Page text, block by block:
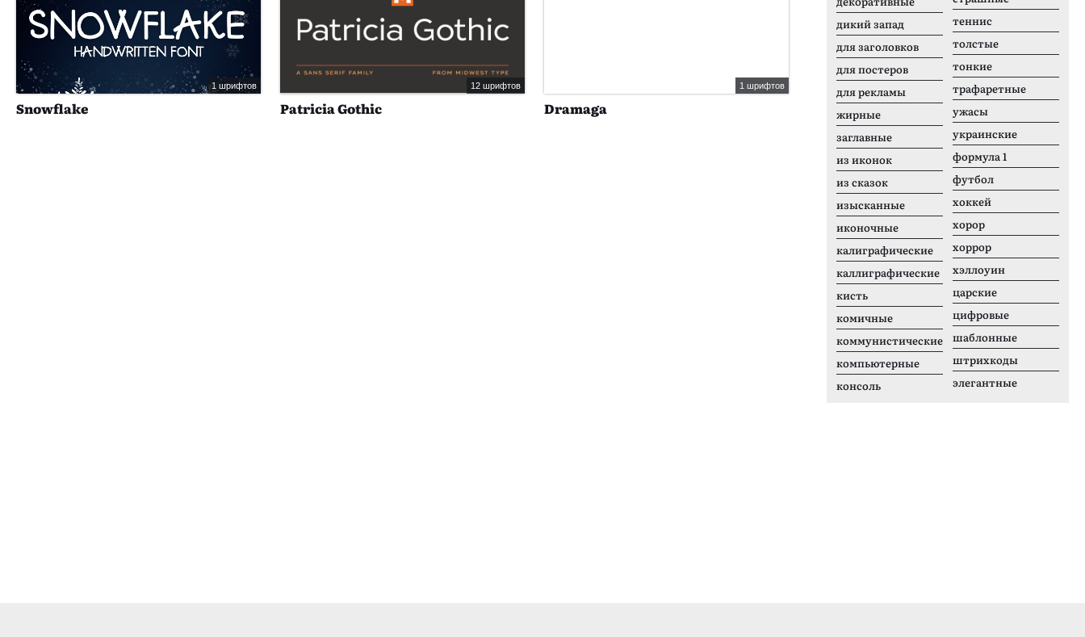
1 шрифтов
Snowflake
12 шрифтов
Patricia Gothic
1 шрифтов
Dramaga
2 шрифтов
Mondia
дикий запад
для заголовков
для постеров
для рекламы
жирные
заглавные
из иконок
из сказок
изысканные
иконочные
калиграфические
каллиграфические
кисть
комичные
коммунистические
компьютерные
консоль
теннис
толстые
тонкие
трафаретные
ужасы
украинские
формула 1
футбол
хоккей
хорор
хоррор
хэллоуин
царские
цифровые
шаблонные
штрихкоды
элегантные